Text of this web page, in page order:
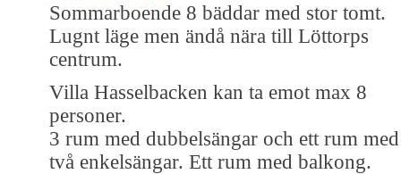
Sommarboende 8 bäddar med stor tomt.
Lugnt läge men ändå nära till Löttorps
centrum.
Villa Hasselbacken kan ta emot max 8
personer.
3 rum med dubbelsängar och ett rum med
två enkelsängar. Ett rum med balkong.